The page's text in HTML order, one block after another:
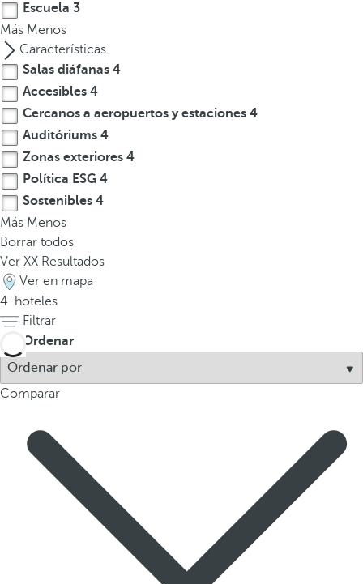
a
r
a
n
a
v
e
g
a
r
l
a
p
r
i
m
r
a
o
Escuela 3
Más Menos
Características
Salas diáfanas 4
Accesibles 4
Cercanos a aeropuertos y estaciones 4
Auditóriums 4
Zonas exteriores 4
Política ESG 4
Sostenibles 4
Más Menos
Borrar todos
Ver XX Resultados
Ver en mapa
4
hoteles
Filtrar
Ordenar
Comparar